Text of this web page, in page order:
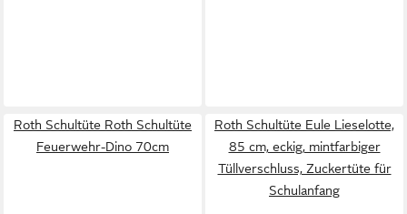
Roth Schultüte Roth Schultüte
Feuerwehr-Dino 70cm
Roth Schultüte Eule Lieselotte,
85 cm, eckig, mintfarbiger
Tüllverschluss, Zuckertüte für
Schulanfang